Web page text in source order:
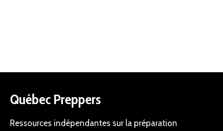
Québec Preppers
Ressources indépendantes sur la préparation